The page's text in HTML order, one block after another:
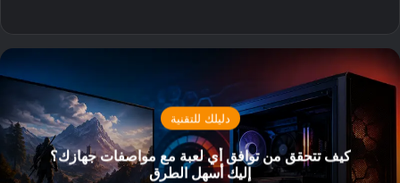
دليلك للتقنية
كيف تتحقق من توافق أي لعبة مع مواصفات جهازك؟
إليك أسهل الطرق